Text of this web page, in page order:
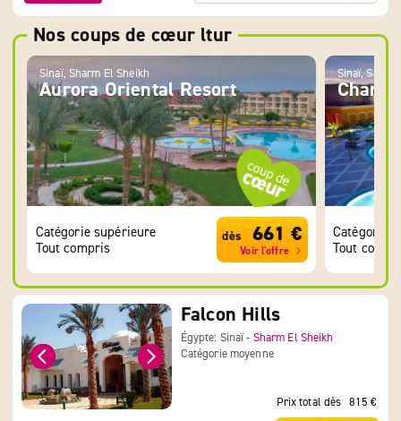
Nos coups de cœur ltur
Sinaï, Sharm El Sheikh
Aurora Oriental Resort
Catégorie supérieure
Tout compris
dès 661 €
Voir l'offre
Sinaï,
Catégorie
Tout
Falcon Hills
Égypte: Sinaï - Sharm El Sheikh
Catégorie moyenne
Prix total dès 815 €